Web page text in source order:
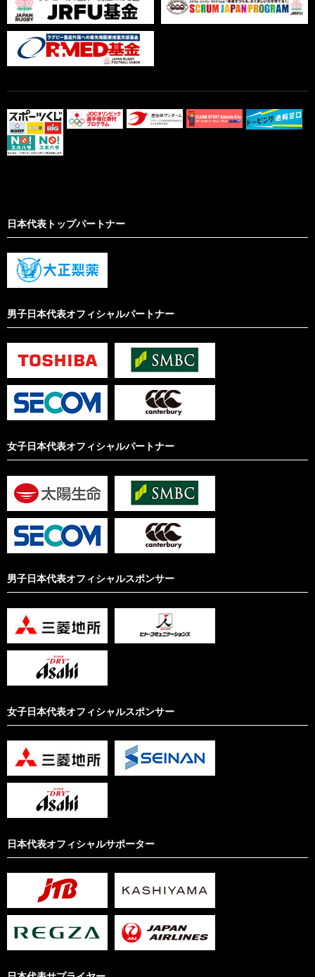
日本代表トップパートナー
男子日本代表オフィシャルパートナー
女子日本代表オフィシャルパートナー
男子日本代表オフィシャルスポンサー
女子日本代表オフィシャルスポンサー
日本代表オフィシャルサポーター